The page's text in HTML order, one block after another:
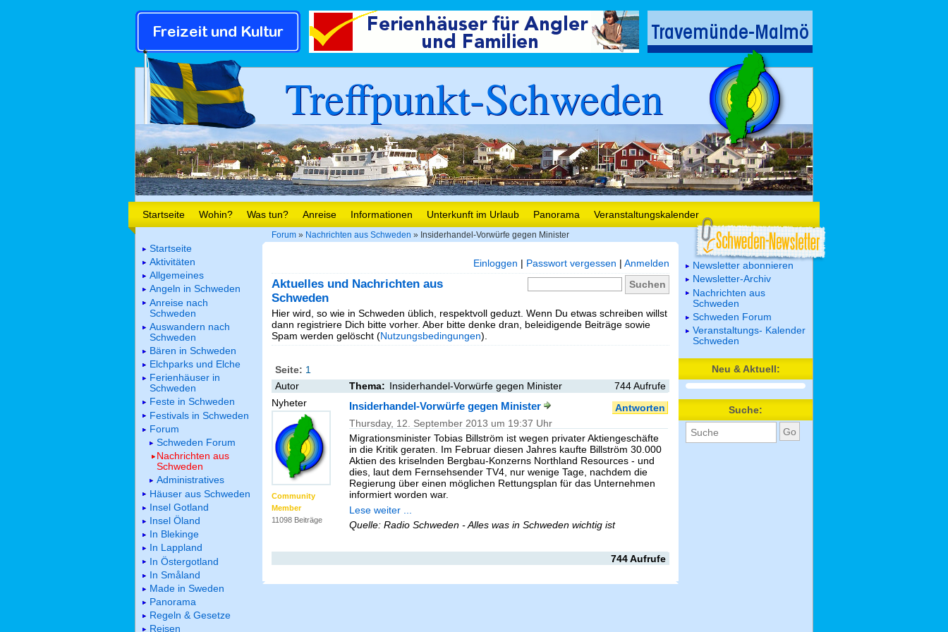
Treffpunkt-Schweden
Startseite Wohin? Was tun? Anreise Informationen Unterkunft im Urlaub Panorama Veranstaltungskalender
Forum » Nachrichten aus Schweden » Insiderhandel-Vorwürfe gegen Minister
Einloggen | Passwort vergessen | Anmelden
Aktuelles und Nachrichten aus
Schweden
Hier wird, so wie in Schweden üblich, respektvoll geduzt. Wenn Du etwas schreiben willst
dann registriere Dich bitte vorher. Aber bitte denke dran, beleidigende Beiträge sowie
Spam werden gelöscht (Nutzungsbedingungen).
Seite: 1
Autor
Thema: Insiderhandel-Vorwürfe gegen Minister
744 Aufrufe
Nyheter
Community
Member
11098 Beiträge
Antworten
Insiderhandel-Vorwürfe gegen Minister
Thursday, 12. September 2013 um 19:37 Uhr
Migrationsminister Tobias Billström ist wegen privater Aktiengeschäfte
in die Kritik geraten. Im Februar diesen Jahres kaufte Billström 30.000
Aktien des kriselnden Bergbau-Konzerns Northland Resources - und
dies, laut dem Fernsehsender TV4, nur wenige Tage, nachdem die
Regierung über einen möglichen Rettungsplan für das Unternehmen
informiert worden war.
Lese weiter ...
Quelle: Radio Schweden - Alles was in Schweden wichtig ist
744 Aufrufe
Startseite
Aktivitäten
Allgemeines
Angeln in Schweden
Anreise nach
Schweden
Auswandern nach
Schweden
Bären in Schweden
Elchparks und Elche
Ferienhäuser in
Schweden
Feste in Schweden
Festivals in Schweden
Forum
Schweden Forum
Nachrichten aus
Schweden
Administratives
Häuser aus Schweden
Insel Gotland
Insel Öland
In Blekinge
In Lappland
In Östergotland
In Småland
Made in Sweden
Panorama
Regeln & Gesetze
Reisen
Newsletter abonnieren
Newsletter-Archiv
Nachrichten aus
Schweden
Schweden Forum
Veranstaltungs- Kalender
Schweden
Neu & Aktuell:
Suche: